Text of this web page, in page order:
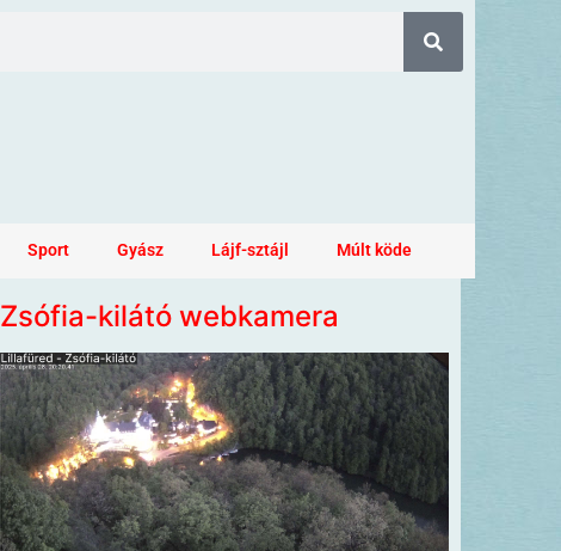
Sport Gyász Lájf-sztájl Múlt köde
Zsófia-kilátó webkamera